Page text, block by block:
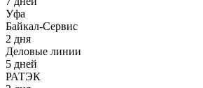
Уфа
Байкал-Сервис
2 дня
Деловые линии
5 дней
РАТЭК